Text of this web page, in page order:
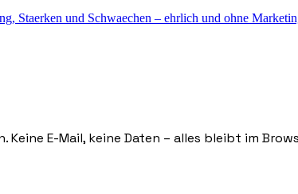
Staerken und Schwaechen – ehrlich und ohne
E-Mail, keine Daten – alles bleibt im